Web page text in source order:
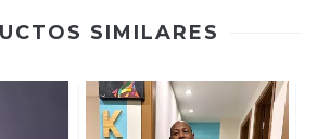
SIMILARES